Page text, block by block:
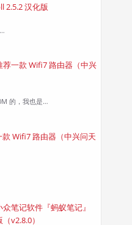
2.5.2 汉化版
荐一款 Wifi7 路由器（中兴
的，我也是…
款 Wifi7 路由器（中兴问天
众笔记软件『蚂蚁笔记』
v2.8.0）